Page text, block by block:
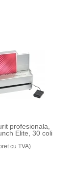
profesionala,
Elite, 30 coli
cu TVA)